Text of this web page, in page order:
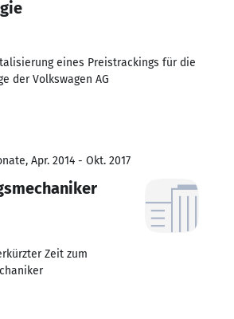
eines Preistrackings für die
der Volkswagen AG
Apr. 2014 - Okt. 2017
Zeit zum